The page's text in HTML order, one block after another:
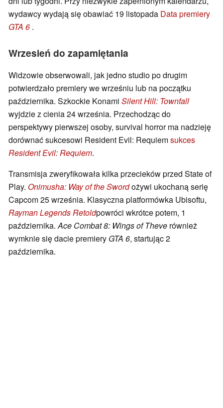
wydawcy wydają się obawiać 19 listopada Data premiery
GTA 6 .
Wrzesień do zapamiętania
Widzowie obserwowali, jak jedno studio po drugim
potwierdzało premiery we wrześniu lub na początku
października. Szkockie Konami Silent Hill: Townfall
wyjdzie z cienia 24 września. Przechodząc do
perspektywy pierwszej osoby, survival horror ma nadzieję
dorównać sukcesowi Resident Evil: Requiemsukces
Resident Evil: Requiem.
Transmisja zweryfikowała kilka przecieków przed State of
Play. Onimusha: Way of the Swordożywi ukochaną serię
Capcom 25 września. Klasyczna platformówka Ubisoftu,
Rayman Legends Retoldpowróci wkrótce potem, 1
października.Ace Combat 8: Wings of Theve również
wymknie się dacie premiery GTA 6, startując 2
października.